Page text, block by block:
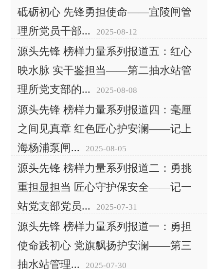
砥砺初心 先锋勇担使命——宜陵闸管
理所党员干部...
2025-08-12
源头先锋 榜样力量系列报道五：红心
映水脉 实干鉴担当——第二抽水站管
理所党支部的...
2025-08-08
源头先锋 榜样力量系列报道四：毫厘
之间见真章 红色匠心护安澜——记上
海杨浦泵闸...
2025-08-05
源头先锋 榜样力量系列报道二：勇挑
重担显担当 匠心守护保安全——记一
站党支部党员...
2025-07-31
源头先锋 榜样力量系列报道一：勇担
使命践初心 党旗飘扬护安澜——第三
抽水站管理...
2025-07-30